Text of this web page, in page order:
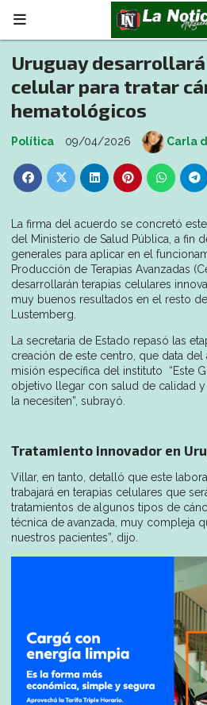
Uruguay
celular para tratar
hematológicos
Política 09/04/2026 Carla
La firma del acuerdo se concretó
del Ministerio de Salud Pública, a fin
generales para aplicar en el
Producción de Terapias Avanzadas
desarrollarán terapias celulares
muy buenos resultados en el resto
Lustemberg.
La secretaria de Estado repasó las
creación de este centro, que data
misión específica del instituto “Este
objetivo llegar con salud de calidad
la necesiten”, subrayó.
Tratamiento innovador en
Villar, en tanto, detalló que este
trabajará en terapias celulares que
tratamientos de algunos tipos de
técnica de avanzada, muy compleja
nuestros pacientes”, dijo.